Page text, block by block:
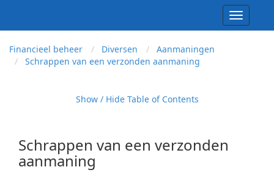
Toggle
Financieel beheer
Diversen
Aanmaningen
Schrappen van een verzonden aanmaning
Show / Hide Table of Contents
Schrappen van een verzonden
aanmaning